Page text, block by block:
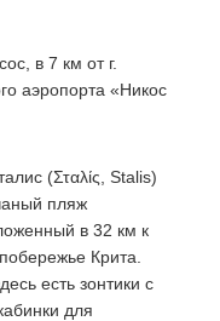
в 7 км от г.
аэропорта «Никос
(Σταλίς, Stalis)
пляж
в 32 км к
Крита.
есть зонтики с
для